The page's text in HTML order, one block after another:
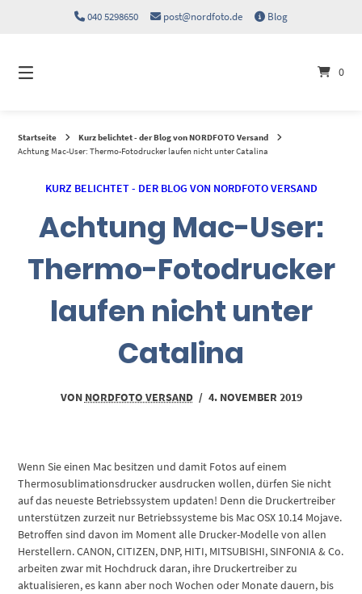
040 5298650 post@nordfoto.de Blog
0
Startseite
Kurz belichtet - der Blog von NORDFOTO Versand
Achtung Mac-User: Thermo-Fotodrucker laufen nicht unter Catalina
KURZ BELICHTET - DER BLOG VON NORDFOTO VERSAND
Achtung Mac-User:
Thermo-Fotodrucker
laufen nicht unter
Catalina
VON NORDFOTO VERSAND / 4. NOVEMBER 2019
Wenn Sie einen Mac besitzen und damit Fotos auf einem
Thermosublimationsdrucker ausdrucken wollen, dürfen Sie nicht
auf das neueste Betriebssystem updaten! Denn die Druckertreiber
unterstützen zurzeit nur Betriebssysteme bis Mac OSX 10.14 Mojave.
Betroffen sind davon im Moment alle Drucker-Modelle von allen
Herstellern. CANON, CITIZEN, DNP, HITI, MITSUBISHI, SINFONIA & Co.
arbeiten zwar mit Hochdruck daran, ihre Druckertreiber zu
aktualisieren, es kann aber noch Wochen oder Monate dauern, bis